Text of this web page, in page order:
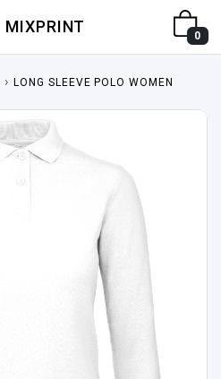
MIXPRINT
0
› LONG SLEEVE POLO WOMEN